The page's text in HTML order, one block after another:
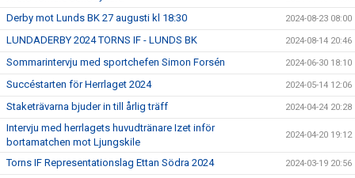
Derby mot Lunds BK 27 augusti kl 18:30 2024-08-23 08:00
LUNDADERBY 2024 TORNS IF - LUNDS BK 2024-08-14 20:46
Sommarintervju med sportchefen Simon Forsén 2024-06-30 18:10
Succéstarten för Herrlaget 2024 2024-05-14 12:06
Staketrävarna bjuder in till årlig träff 2024-04-24 20:28
Intervju med herrlagets huvudtränare Izet inför
bortamatchen mot Ljungskile
2024-04-20 19:12
Torns IF Representationslag Ettan Södra 2024 2024-03-19 20:56